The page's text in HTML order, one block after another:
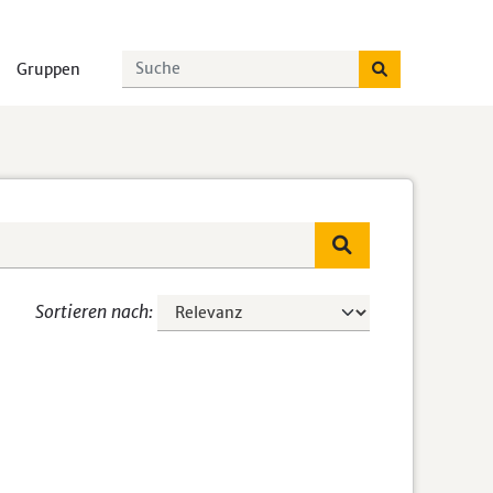
Gruppen
Sortieren nach